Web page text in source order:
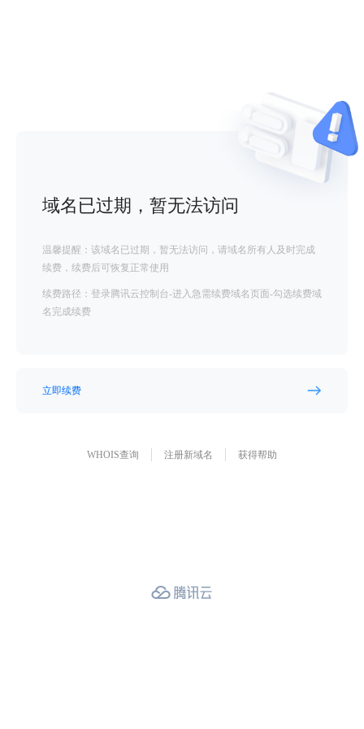
域名已过期，暂无法访问
温馨提醒：该域名已过期，暂无法访问，请域名所有人及时完成
续费，续费后可恢复正常使用
续费路径：登录腾讯云控制台-进入急需续费域名页面-勾选续费域
名完成续费
立即续费
WHOIS查询 注册新域名 获得帮助